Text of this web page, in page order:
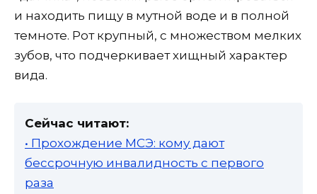
и находить пищу в мутной воде и в полной
темноте. Рот крупный, с множеством мелких
зубов, что подчеркивает хищный характер
вида.
Сейчас читают:
• Прохождение МСЭ: кому дают
бессрочную инвалидность с первого
раза